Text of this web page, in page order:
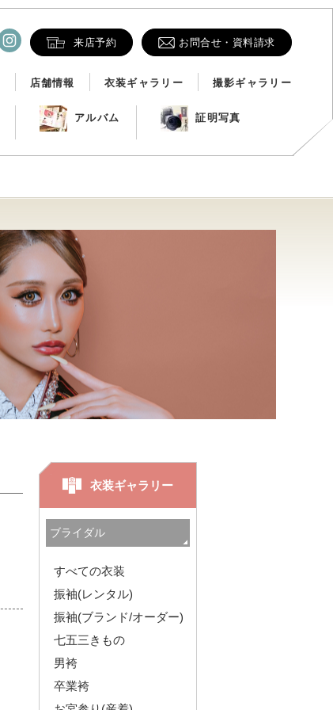
来店予約 お問合せ・資料請求
店舗情報 衣装ギャラリー 撮影ギャラリー
アルバム 証明写真
衣装ギャラリー
すべての衣装
振袖(レンタル)
振袖(ブランド/オーダー)
七五三きもの
男袴
卒業袴